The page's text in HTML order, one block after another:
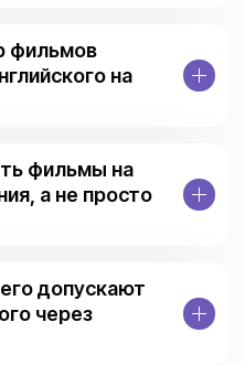
фильмов
на
фильмы на
а не просто
допускают
через